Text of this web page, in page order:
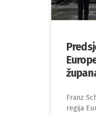
Franz
regija